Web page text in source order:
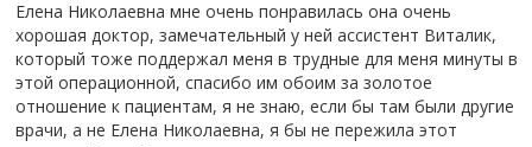
Елена Николаевна мне очень понравилась она очень
хорошая доктор, замечательный у ней ассистент Виталик,
который тоже поддержал меня в трудные для меня минуты в
этой операционной, спасибо им обоим за золотое
отношение к пациентам, я не знаю, если бы там были другие
врачи, а не Елена Николаевна, я бы не пережила этот